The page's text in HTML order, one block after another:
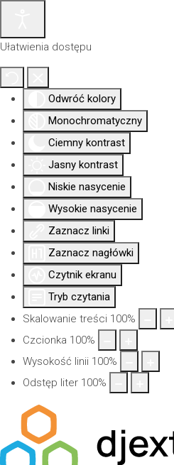
Ułatwienia dostępu
Odwróć kolory
Monochromatyczny
Ciemny kontrast
Jasny kontrast
Niskie nasycenie
Wysokie nasycenie
Zaznacz linki
Zaznacz nagłówki
Czytnik ekranu
Tryb czytania
Skalowanie treści 100%
Czcionka 100%
Wysokość linii 100%
Odstęp liter 100%
Izba
Aktualności
siedziba